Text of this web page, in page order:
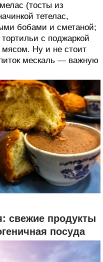
(тосты из
тетелас,
бобами и сметаной;
с поджаркой
Ну и не стоит
мескаль — важную
свежие продукты
посуда